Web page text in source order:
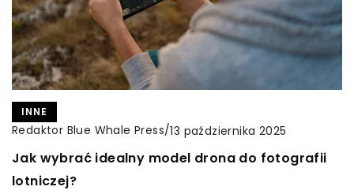
CZAS DLA SIEBIE
Redaktor Blue Whale Press/8 września 2024
Poradnik, jak prawidłowo pielęgnować
naturalne włosy doczepiane
INNE
Redaktor Blue Whale Press/13 października 2025
Jak wybrać idealny model drona do fotografii
lotniczej?
TURYSTYKA I REKREACJA
Czy wakacje w domkach letniskowych nad
Zastanawiasz się, czy spędzenie wakacji w domku